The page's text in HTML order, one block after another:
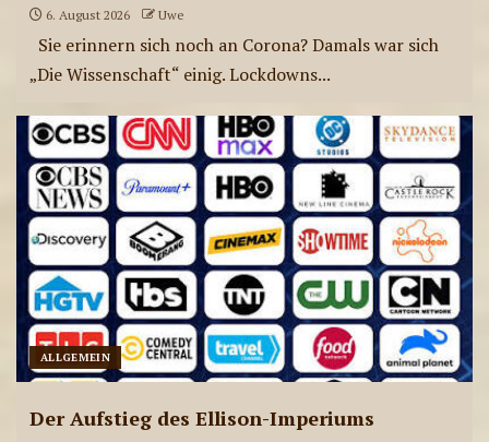
6
Sendungen am 30.07.2026
7
ae-radiostation Live-
Sendungen am 29.07.2026
8
ae-radiostation Live-
Sendungen am 28.07.2026
6. August 2026 Uwe
Sie erinnern sich noch an Corona? Damals war sich
„Die Wissenschaft“ einig. Lockdowns...
ALLGEMEIN
Der Aufstieg des Ellison-Imperiums